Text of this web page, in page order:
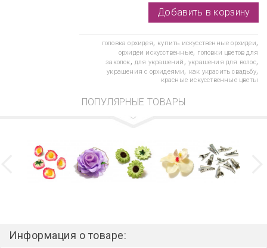
головка орхидея, купить искусственные орхидеи,
орхидеи искусственные, головки цветов для
заколок, для украшений , украшения для волос,
украшения с орхидеями, как украсить свадьбу,
красные искусственные цветы
ПОПУЛЯРНЫЕ ТОВАРЫ
Информация о товаре: